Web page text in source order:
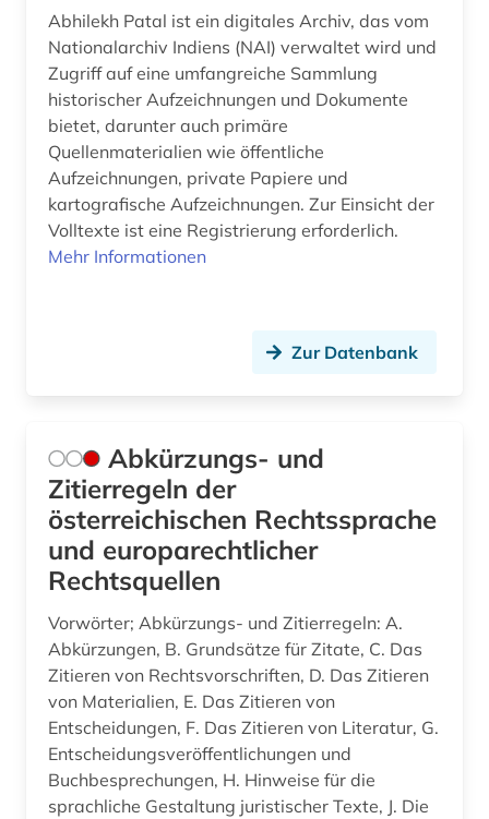
betreuungsrecht (2)
betriebliche mitbestimmung (1)
betriebsführung (1)
betriebsrat (3)
betriebsverfassungsrecht (1)
betriebswirtschaft (4)
betäubungsmittel (1)
bewertungsgesetz (1)
bgb (1)
bgvr (2)
bibliografie (17)
bibliografie 1945 (1)
bibliographie (15)
bibliographische quellen (1)
Abhilekh Patal ist ein digitales Archiv, das vom
Nationalarchiv Indiens (NAI) verwaltet wird und
Zugriff auf eine umfangreiche Sammlung
historischer Aufzeichnungen und Dokumente
bietet, darunter auch primäre
Quellenmaterialien wie öffentliche
Aufzeichnungen, private Papiere und
kartografische Aufzeichnungen. Zur Einsicht der
Volltexte ist eine Registrierung erforderlich.
Mehr Informationen
Zur Datenbank
Abkürzungs- und
Zitierregeln der
österreichischen Rechtssprache
und europarechtlicher
Rechtsquellen
Vorwörter; Abkürzungs- und Zitierregeln: A.
Abkürzungen, B. Grundsätze für Zitate, C. Das
Zitieren von Rechtsvorschriften, D. Das Zitieren
von Materialien, E. Das Zitieren von
Entscheidungen, F. Das Zitieren von Literatur, G.
Entscheidungsveröffentlichungen und
Buchbesprechungen, H. Hinweise für die
sprachliche Gestaltung juristischer Texte, J. Die